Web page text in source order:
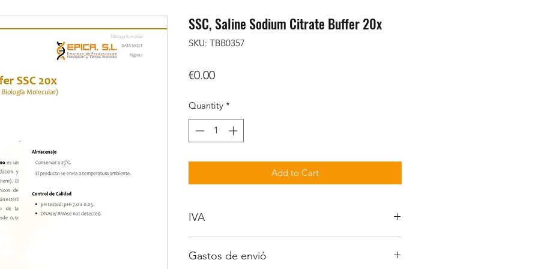
SSC, Saline Sodium Citrate Buffer 20x
SKU: TBB0357
€0.00Price
Quantity *
Add to Cart
IVA
Gastos de envió